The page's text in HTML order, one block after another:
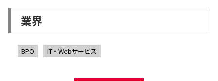
業界
BPO IT・Webサービス